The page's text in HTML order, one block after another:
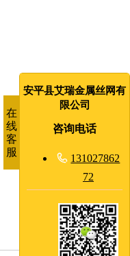
在
线
客
服
安平县艾瑞金属丝网有
限公司
咨询电话
 131027862
72